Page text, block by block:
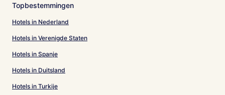
Topbestemmingen
Hotels in Nederland
Hotels in Verenigde Staten
Hotels in Spanje
Hotels in Duitsland
Hotels in Turkije